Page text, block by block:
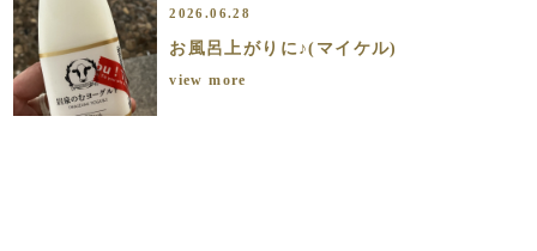
2026.06.28
お風呂上がりに♪(マイケル)
view more